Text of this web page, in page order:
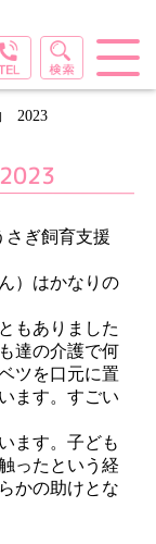
2023
さぎ飼育支援
）はかなりの
もありました
達の介護で何
ツを口元に置
ます。すごい
ます。子ども
ったという経
かの助けとな